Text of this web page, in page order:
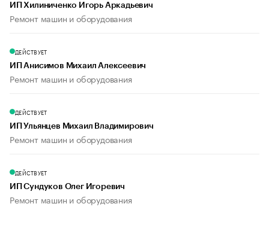
ИП Хилиниченко Игорь Аркадьевич
Ремонт машин и оборудования
ДЕЙСТВУЕТ
ИП Анисимов Михаил Алексеевич
Ремонт машин и оборудования
ДЕЙСТВУЕТ
ИП Ульянцев Михаил Владимирович
Ремонт машин и оборудования
ДЕЙСТВУЕТ
ИП Сундуков Олег Игоревич
Ремонт машин и оборудования